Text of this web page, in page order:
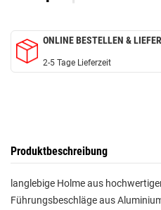
ONLINE BESTELLEN &
2-5 Tage Lieferzeit
Produktbeschreibung
langlebige Holme aus
Führungsbeschläge aus